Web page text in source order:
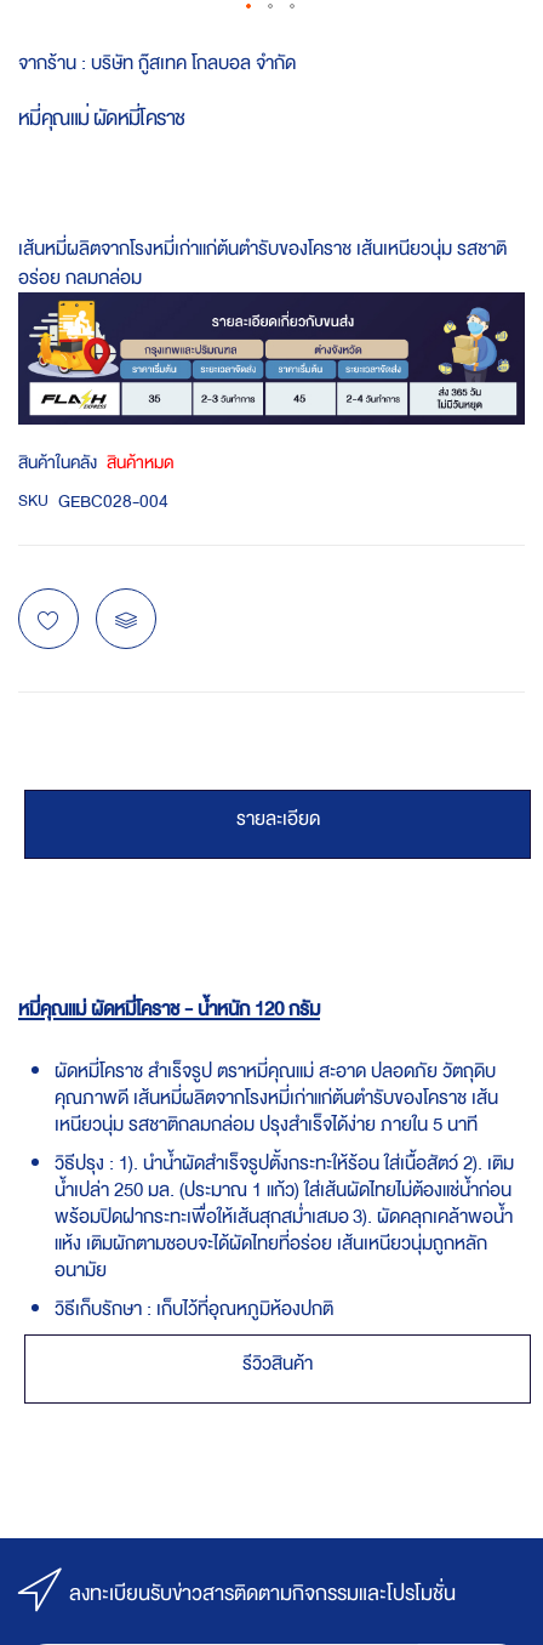
to
beginning
จากร้าน :บริษัท กู๊สเทค โกลบอล จำกัด
หมี่คุณแม่ ผัดหมี่โคราช
เส้นหมี่ผลิตจากโรงหมี่เก่าแก่ต้นตำรับของโคราช เส้นเหนียวนุ่ม รสชาติ
อร่อย กลมกล่อม
สินค้าในคลัง สินค้าหมด
SKU GEBC028-004
รายละเอียด
หมี่คุณแม่ ผัดหมี่โคราช - น้ำหนัก 120 กรัม
ผัดหมี่โคราช สำเร็จรูป ตราหมี่คุณแม่ สะอาด ปลอดภัย วัตถุดิบ
คุณภาพดี เส้นหมี่ผลิตจากโรงหมี่เก่าแก่ต้นตำรับของโคราช เส้น
เหนียวนุ่ม รสชาติกลมกล่อม ปรุงสำเร็จได้ง่าย ภายใน 5 นาที
วิธีปรุง : 1). นำน้ำผัดสำเร็จรูปตั้งกระทะให้ร้อน ใส่เนื้อสัตว์ 2). เติม
น้ำเปล่า 250 มล. (ประมาณ 1 แก้ว) ใส่เส้นผัดไทยไม่ต้องแช่น้ำก่อน
พร้อมปิดฝากระทะเพื่อให้เส้นสุกสม่ำเสมอ 3). ผัดคลุกเคล้าพอน้ำ
แห้ง เติมผักตามชอบจะได้ผัดไทยที่อร่อย เส้นเหนียวนุ่มถูกหลัก
อนามัย
วิธีเก็บรักษา : เก็บไว้ที่อุณหภูมิห้องปกติ
รีวิวสินค้า
ลงทะเบียนรับข่าวสารติดตามกิจกรรมและโปรโมชั่น